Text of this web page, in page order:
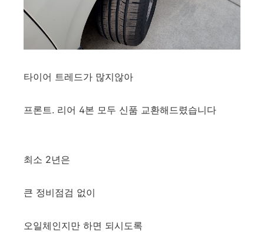
타이어 트레드가 많지않아
프론트. 리어 4본 모두 신품 교환해드렸습니다
최소 2년은
큰 정비점검 없이
오일체인지만 하면 되시도록